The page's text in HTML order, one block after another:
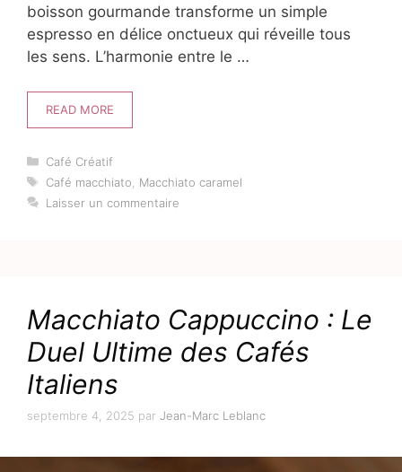
boisson gourmande transforme un simple
espresso en délice onctueux qui réveille tous
les sens. L’harmonie entre le …
READ MORE
Catégories
Café Créatif
Étiquettes
Café macchiato
Macchiato caramel
Laisser un commentaire
Macchiato Cappuccino : Le
Duel Ultime des Cafés
Italiens
septembre 4, 2025 par Jean-Marc Leblanc